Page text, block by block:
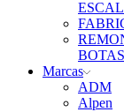
BOTAS
Marcas
ADM
Alpen